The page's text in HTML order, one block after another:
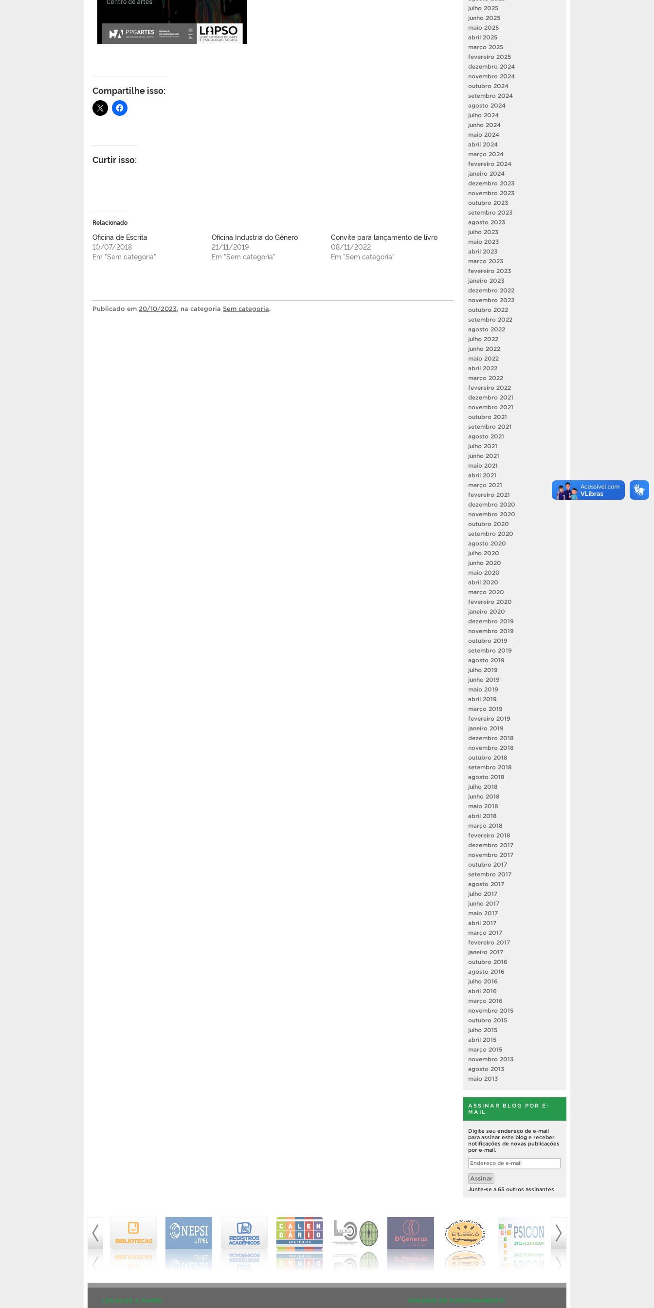
Compartilhe isso:
Curtir isso:
Relacionado
Oficina de Escrita
10/07/2018
Em "Sem categoria"
Oficina Industria do Gênero
21/11/2019
Em "Sem categoria"
Convite para lançamento de livro
08/11/2022
Em "Sem categoria"
Publicado em 20/10/2023, na categoria Sem categoria.
julho 2025
junho 2025
maio 2025
abril 2025
março 2025
fevereiro 2025
dezembro 2024
novembro 2024
outubro 2024
setembro 2024
agosto 2024
julho 2024
junho 2024
maio 2024
abril 2024
março 2024
fevereiro 2024
janeiro 2024
dezembro 2023
novembro 2023
outubro 2023
setembro 2023
agosto 2023
julho 2023
maio 2023
abril 2023
março 2023
fevereiro 2023
janeiro 2023
dezembro 2022
novembro 2022
outubro 2022
setembro 2022
agosto 2022
julho 2022
junho 2022
maio 2022
abril 2022
março 2022
fevereiro 2022
dezembro 2021
novembro 2021
outubro 2021
setembro 2021
agosto 2021
julho 2021
junho 2021
maio 2021
abril 2021
março 2021
fevereiro 2021
dezembro 2020
novembro 2020
outubro 2020
setembro 2020
agosto 2020
julho 2020
junho 2020
maio 2020
abril 2020
março 2020
fevereiro 2020
janeiro 2020
dezembro 2019
novembro 2019
outubro 2019
setembro 2019
agosto 2019
julho 2019
junho 2019
maio 2019
abril 2019
março 2019
fevereiro 2019
janeiro 2019
dezembro 2018
novembro 2018
outubro 2018
setembro 2018
agosto 2018
julho 2018
junho 2018
maio 2018
abril 2018
março 2018
fevereiro 2018
dezembro 2017
novembro 2017
outubro 2017
setembro 2017
agosto 2017
julho 2017
junho 2017
maio 2017
abril 2017
março 2017
fevereiro 2017
janeiro 2017
outubro 2016
agosto 2016
julho 2016
abril 2016
março 2016
novembro 2015
outubro 2015
julho 2015
abril 2015
março 2015
novembro 2013
agosto 2013
maio 2013
ASSINAR BLOG POR E-
MAIL
Digite seu endereço de e-mail
para assinar este blog e receber
notificações de novas publicações
por e-mail.
Endereço
de
e-
mail
Assinar
Junte-se a 65 outros assinantes
LOCALIZE A FAMED HORÁRIO DE FUNCIONAMENTO: